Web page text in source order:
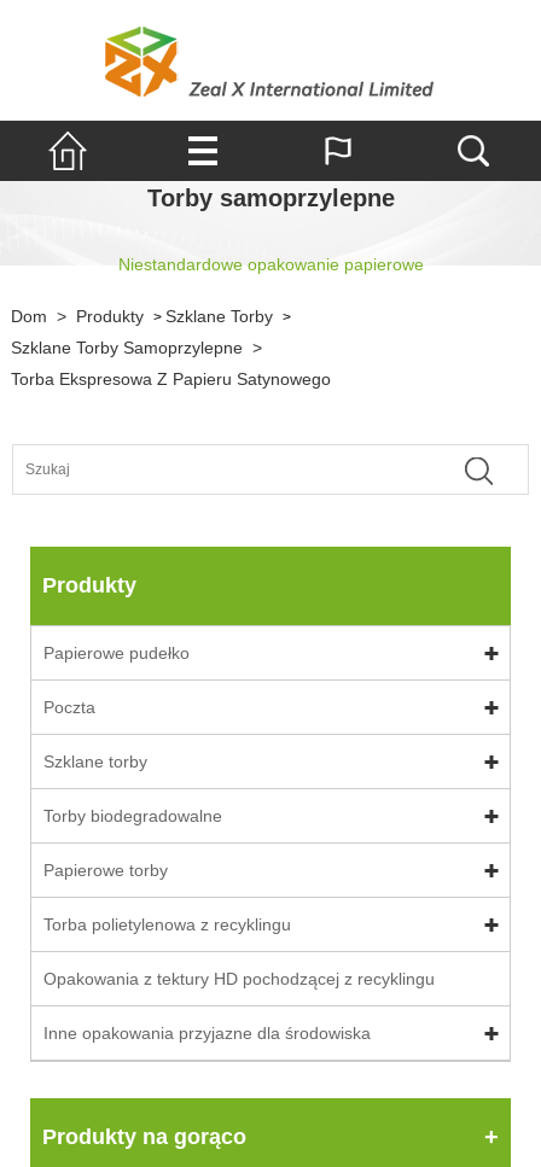
Torby samoprzylepne
Niestandardowe opakowanie papierowe
Dom > Produkty > Szklane Torby >
Szklane Torby Samoprzylepne >
Torba Ekspresowa Z Papieru Satynowego
Produkty
Papierowe pudełko
Poczta
Szklane torby
Torby biodegradowalne
Papierowe torby
Torba polietylenowa z recyklingu
Opakowania z tektury HD pochodzącej z recyklingu
Inne opakowania przyjazne dla środowiska
Produkty na gorąco